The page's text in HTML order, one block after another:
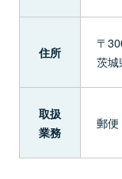
住所
〒
茨城
取扱
業務
郵便